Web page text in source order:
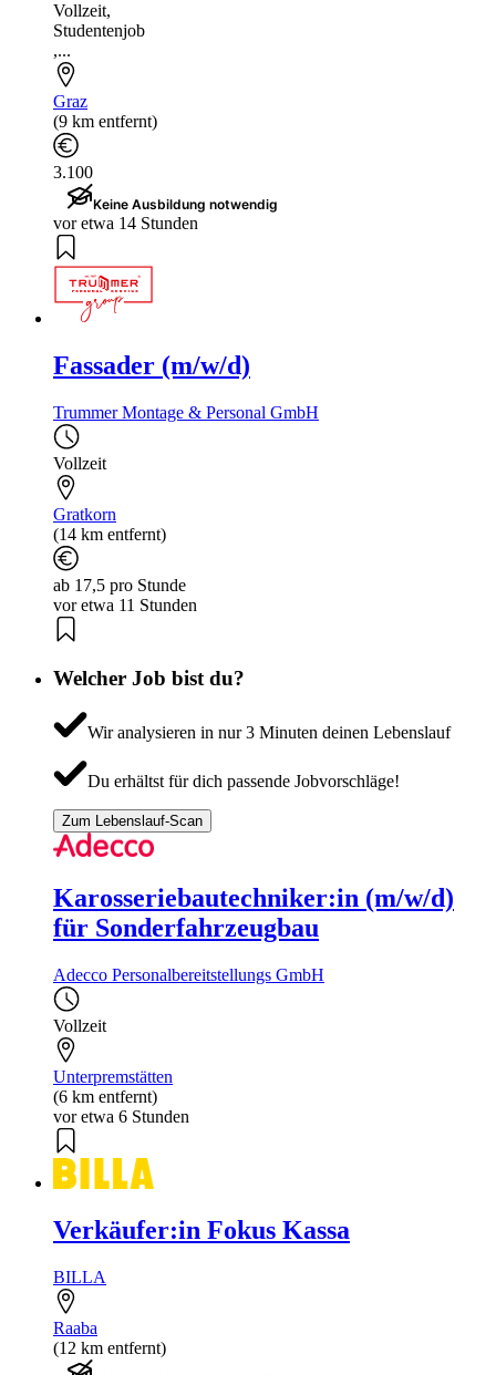
Vollzeit,
Studentenjob
,...
Graz
(9 km entfernt)
3.100
Keine Ausbildung notwendig
vor etwa 14 Stunden
Fassader (m/w/d)
Trummer Montage & Personal GmbH
Vollzeit
Gratkorn
(14 km entfernt)
ab 17,5 pro Stunde
vor etwa 11 Stunden
Welcher Job bist du?
Wir analysieren in nur 3 Minuten deinen Lebenslauf
Du erhältst für dich passende Jobvorschläge!
Zum Lebenslauf-Scan
Karosseriebautechniker:in (m/w/d)
für Sonderfahrzeugbau
Adecco Personalbereitstellungs GmbH
Vollzeit
Unterpremstätten
(6 km entfernt)
vor etwa 6 Stunden
Verkäufer:in Fokus Kassa
BILLA
Raaba
(12 km entfernt)